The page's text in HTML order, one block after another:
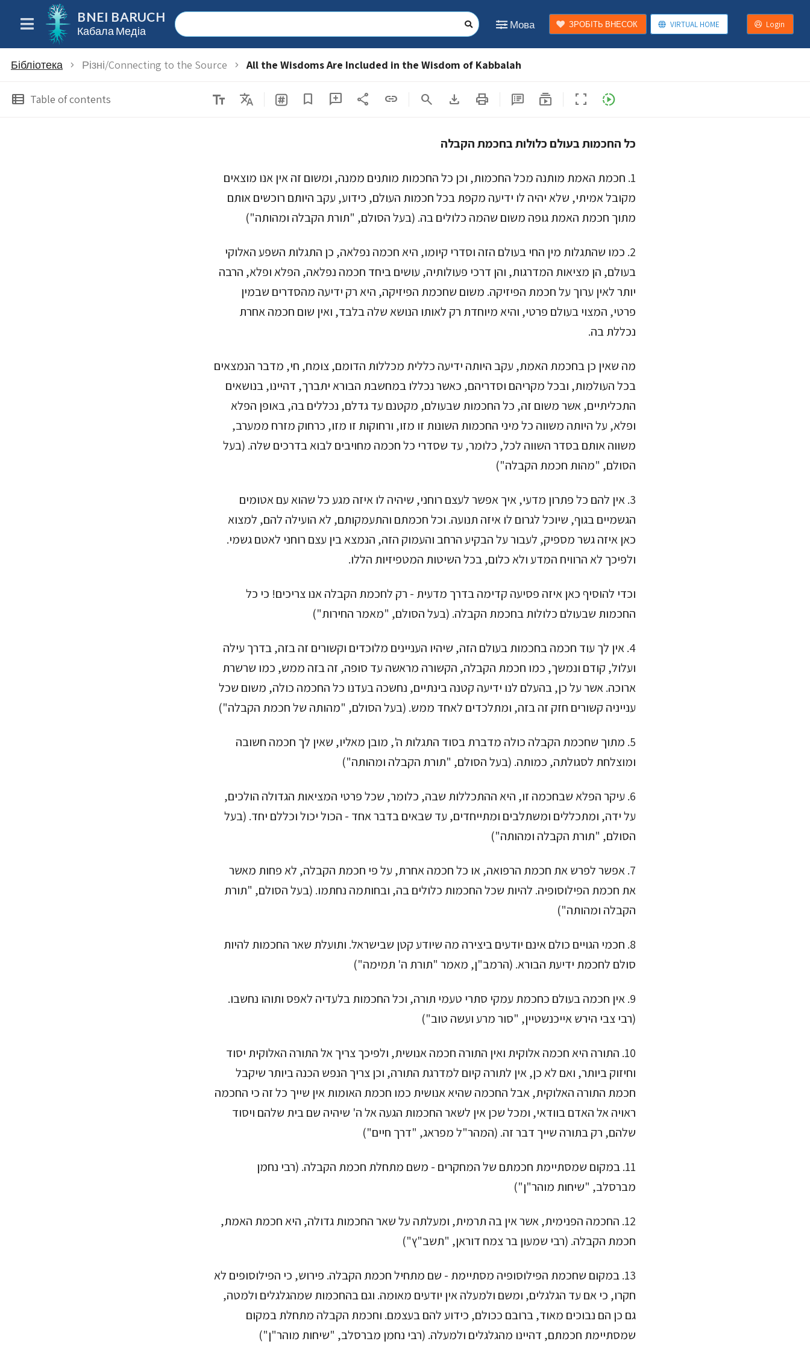
BNEI BARUCH
Кабала Медіа
Мова ЗРОБІТЬ ВНЕСОК VIRTUAL HOME Login
Бібліотека chevron_right Різні/Connecting to the Source chevron_right All the Wisdoms Are Included in the Wisdom of Kabbalah
view_list Table of contents text_fields Translate bookmark add_comment share link search download print subscriptions fullscreen slow_motion_video
כל החכמות בעולם כלולות בחכמת הקבלה
1. חכמת האמת מותנה מכל החכמות, וכן כל החכמות מותנים ממנה, ומשום זה אין אנו מוצאים
מקובל אמיתי, שלא יהיה לו ידיעה מקפת בכל חכמות העולם, כידוע, עקב היותם רוכשים אותם
מתוך חכמת האמת גופה משום שהמה כלולים בה. (בעל הסולם, "תורת הקבלה ומהותה")
2. כמו שהתגלות מין החי בעולם הזה וסדרי קיומו, היא חכמה נפלאה, כן התגלות השפע האלוקי
בעולם, הן מציאות המדרגות, והן דרכי פעולותיה, עושים ביחד חכמה נפלאה, הפלא ופלא, הרבה
יותר לאין ערוך על חכמת הפיזיקה. משום שחכמת הפיזיקה, היא רק ידיעה מהסדרים שבמין
פרטי, המצוי בעולם פרטי, והיא מיוחדת רק לאותו הנושא שלה בלבד, ואין שום חכמה אחרת
נכללת בה.
מה שאין כן בחכמת האמת, עקב היותה ידיעה כללית מכללות הדומם, צומח, חי, מדבר הנמצאים
בכל העולמות, ובכל מקריהם וסדריהם, כאשר נכללו במחשבת הבורא יתברך, דהיינו, בנושאים
התכליתיים, אשר משום זה, כל החכמות שבעולם, מקטנם עד גדלם, נכללים בה, באופן הפלא
ופלא, על היותה משווה כל מיני החכמות השונות זו מזו, ורחוקות זו מזו, כרחוק מזרח ממערב,
משווה אותם בסדר השווה לכל, כלומר, עד שסדרי כל חכמה מחויבים לבוא בדרכים שלה. (בעל
הסולם, "מהות חכמת הקבלה")
3. אין להם כל פתרון מדעי, איך אפשר לעצם רוחני, שיהיה לו איזה מגע כל שהוא עם אטומים
הגשמיים בגוף, שיוכל לגרום לו איזה תנועה. וכל חכמתם והתעמקותם, לא הועילה להם, למצוא
כאן איזה גשר מספיק, לעבור על הבקיע הרחב והעמוק הזה, הנמצא בין עצם רוחני לאטם גשמי.
ולפיכך לא הרוויח המדע ולא כלום, בכל השיטות המטפיזיות הללו.
וכדי להוסיף כאן איזה פסיעה קדימה בדרך מדעית - רק לחכמת הקבלה אנו צריכים! כי כל
החכמות שבעולם כלולות בחכמת הקבלה. (בעל הסולם, "מאמר החירות")
4. אין לך עוד חכמה בחכמות בעולם הזה, שיהיו העניינים מלוכדים וקשורים זה בזה, בדרך עילה
ועלול, קודם ונמשך, כמו חכמת הקבלה, הקשורה מראשה עד סופה, זה בזה ממש, כמו שרשרת
ארוכה. אשר על כן, בהעלם לנו ידיעה קטנה בינתיים, נחשכה בעדנו כל החכמה כולה, משום שכל
ענייניה קשורים חזק זה בזה, ומתלכדים לאחד ממש. (בעל הסולם, "מהותה של חכמת הקבלה")
5. מתוך שחכמת הקבלה כולה מדברת בסוד התגלות ה', מובן מאליו, שאין לך חכמה חשובה
ומוצלחת לסגולתה, כמותה. (בעל הסולם, "תורת הקבלה ומהותה")
6. עיקר הפלא שבחכמה זו, היא ההתכללות שבה, כלומר, שכל פרטי המציאות הגדולה הולכים,
על ידה, ומתכללים ומשתלבים ומתייחדים, עד שבאים בדבר אחד - הכול יכול וכללם יחד. (בעל
הסולם, "תורת הקבלה ומהותה")
7. אפשר לפרש את חכמת הרפואה, או כל חכמה אחרת, על פי חכמת הקבלה, לא פחות מאשר
את חכמת הפילוסופיה. להיות שכל החכמות כלולים בה, ובחותמה נחתמו. (בעל הסולם, "תורת
הקבלה ומהותה")
8. חכמי הגויים כולם אינם יודעים ביצירה מה שיודע קטן שבישראל. ותועלת שאר החכמות להיות
סולם לחכמת ידיעת הבורא. (הרמב"ן, מאמר "תורת ה' תמימה")
9. אין חכמה בעולם כחכמת עמקי סתרי טעמי תורה, וכל החכמות בלעדיה לאפס ותוהו נחשבו.
(רבי צבי הירש אייכנשטיין, "סור מרע ועשה טוב")
10. התורה היא חכמה אלוקית ואין התורה חכמה אנושית, ולפיכך צריך אל התורה האלוקית יסוד
וחיזוק ביותר, ואם לא כן, אין לתורה קיום למדרגת התורה, וכן צריך הנפש הכנה ביותר שיקבל
חכמת התורה האלוקית, אבל החכמה שהיא אנושית כמו חכמת האומות אין שייך כל זה כי החכמה
ראויה אל האדם בוודאי, ומכל שכן אין לשאר החכמות הגעה אל ה' שיהיה שם בית שלהם ויסוד
שלהם, רק בתורה שייך דבר זה. (המהר"ל מפראג, "דרך חיים")
11. במקום שמסתיימת חכמתם של המחקרים - משם מתחלת חכמת הקבלה. (רבי נחמן
מברסלב, "שיחות מוהר"ן")
12. החכמה הפנימית, אשר אין בה תרמית, ומעלתה על שאר החכמות גדולה, היא חכמת האמת,
חכמת הקבלה. (רבי שמעון בר צמח דוראן, "תשב"ץ")
13. במקום שחכמת הפילוסופיה מסתיימת - שם מתחיל חכמת הקבלה. פירוש, כי הפילוסופים לא
חקרו, כי אם עד הגלגלים, ומשם ולמעלה אין יודעים מאומה. וגם בהחכמות שמהגלגלים ולמטה,
גם כן הם נבוכים מאוד, ברובם ככולם, כידוע להם בעצמם. וחכמת הקבלה מתחלת במקום
שמסתיימת חכמתם, דהיינו מהגלגלים ולמעלה. (רבי נחמן מברסלב, "שיחות מוהר"ן")